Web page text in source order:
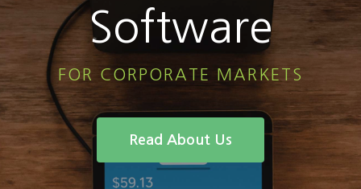
Software
FOR CORPORATE MARKETS
Read About Us